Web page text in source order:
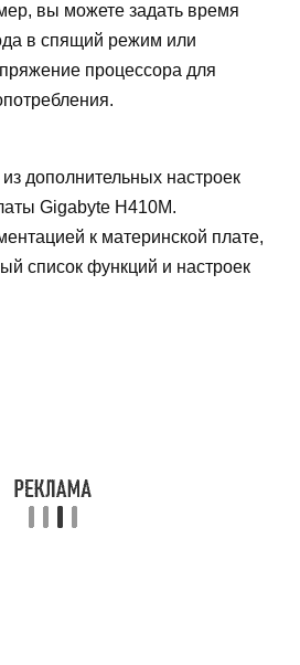
вы можете задать время
в спящий режим или
процессора для
дополнительных настроек
Gigabyte H410M.
к материнской плате,
список функций и настроек